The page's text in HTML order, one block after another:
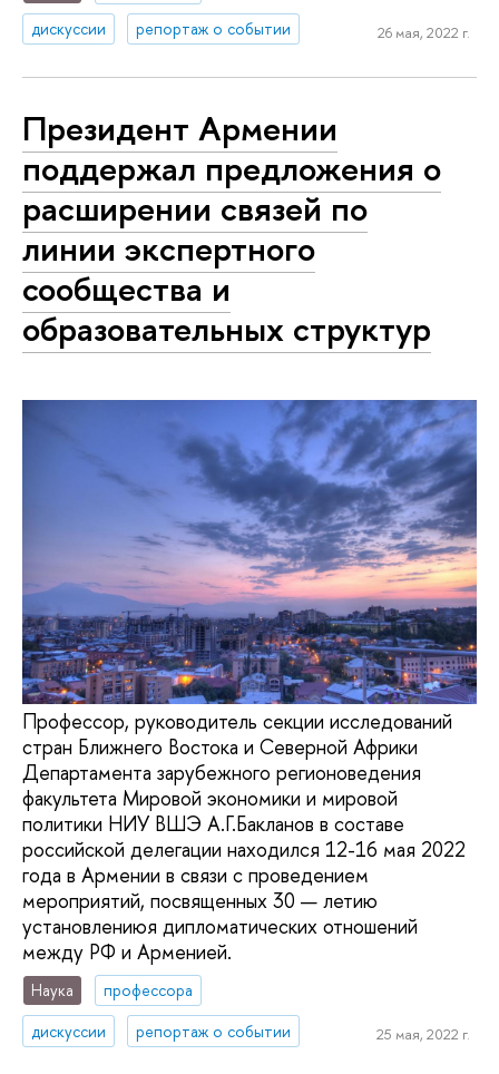
дискуссии
репортаж о событии 26 мая, 2022 г.
Президент Армении
поддержал предложения о
расширении связей по
линии экспертного
сообщества и
образовательных структур
Профессор, руководитель секции исследований
стран Ближнего Востока и Северной Африки
Департамента зарубежного регионоведения
факультета Мировой экономики и мировой
политики НИУ ВШЭ А.Г.Бакланов в составе
российской делегации находился 12-16 мая 2022
года в Армении в связи с проведением
мероприятий, посвященных 30 — летию
установлениюя дипломатических отношений
между РФ и Арменией.
Наука
профессора
дискуссии
репортаж о событии 25 мая, 2022 г.